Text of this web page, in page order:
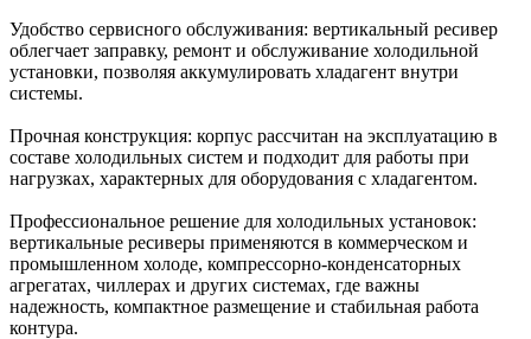
Удобство сервисного обслуживания: вертикальный ресивер
облегчает заправку, ремонт и обслуживание холодильной
установки, позволяя аккумулировать хладагент внутри
системы.
Прочная конструкция: корпус рассчитан на эксплуатацию в
составе холодильных систем и подходит для работы при
нагрузках, характерных для оборудования с хладагентом.
Профессиональное решение для холодильных установок:
вертикальные ресиверы применяются в коммерческом и
промышленном холоде, компрессорно-конденсаторных
агрегатах, чиллерах и других системах, где важны
надежность, компактное размещение и стабильная работа
контура.